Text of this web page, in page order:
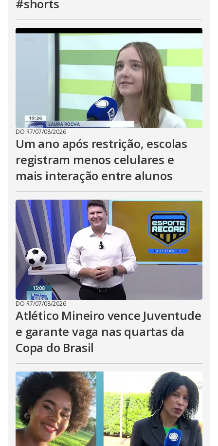
#shorts
DO R7/07/08/2026
Um ano após restrição, escolas
registram menos celulares e
mais interação entre alunos
DO R7/07/08/2026
Atlético Mineiro vence Juventude
e garante vaga nas quartas da
Copa do Brasil